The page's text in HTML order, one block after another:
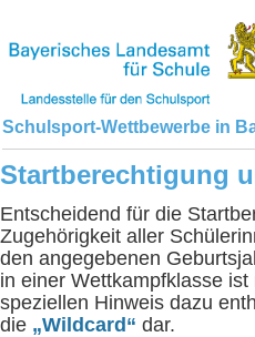
Schulsport-Wettbewerbe in
Startberechtigung
Entscheidend für die
Zugehörigkeit aller
den angegebenen
in einer Wettkampfklasse
speziellen Hinweis dazu
die „Wildcard“ dar.